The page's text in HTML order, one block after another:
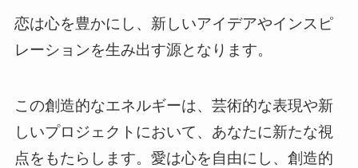
恋は心を豊かにし、新しいアイデアやインスピ
レーションを生み出す源となります。
この創造的なエネルギーは、芸術的な表現や新
しいプロジェクトにおいて、あなたに新たな視
点をもたらします。愛は心を自由にし、創造的